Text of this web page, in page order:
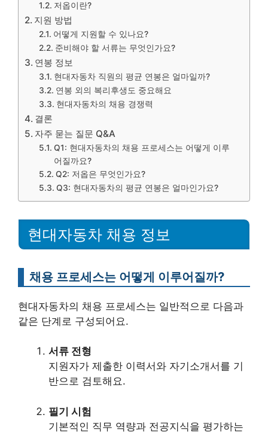
저옵이란?
지원 방법
어떻게 지원할 수 있나요?
준비해야 할 서류는 무엇인가요?
연봉 정보
현대자동차 직원의 평균 연봉은 얼마일까?
연봉 외의 복리후생도 중요해요
현대자동차의 채용 경쟁력
결론
자주 묻는 질문 Q&A
Q1: 현대자동차의 채용 프로세스는 어떻게 이루
어질까요?
Q2: 저옵은 무엇인가요?
Q3: 현대자동차의 평균 연봉은 얼마인가요?
현대자동차 채용 정보
채용 프로세스는 어떻게 이루어질까?
현대자동차의 채용 프로세스는 일반적으로 다음과
같은 단계로 구성되어요.
서류 전형
지원자가 제출한 이력서와 자기소개서를 기
반으로 검토해요.
필기 시험
기본적인 직무 역량과 전공지식을 평가하는